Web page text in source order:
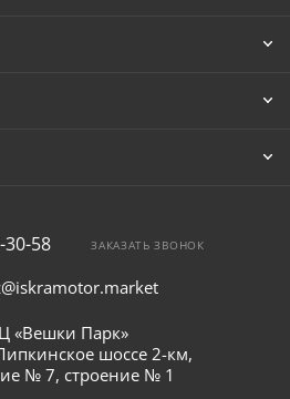
30-58 ЗАКАЗАТЬ ЗВОНОК
«Вешки Парк»
шоссе 2-км,
№ 7, строение № 1